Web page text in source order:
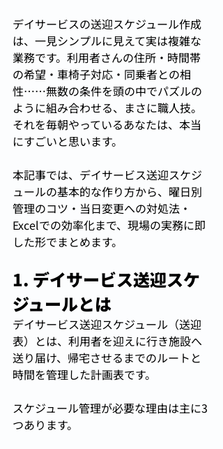
デイサービスの送迎スケジュール作成
は、一見シンプルに見えて実は複雑な
業務です。利用者さんの住所・時間帯
の希望・車椅子対応・同乗者との相
性……無数の条件を頭の中でパズルの
ように組み合わせる、まさに職人技。
それを毎朝やっているあなたは、本当
にすごいと思います。
本記事では、デイサービス送迎スケジ
ュールの基本的な作り方から、曜日別
管理のコツ・当日変更への対処法・
Excelでの効率化まで、現場の実務に即
した形でまとめます。
1. デイサービス送迎スケ
ジュールとは
デイサービス送迎スケジュール（送迎
表）とは、利用者を迎えに行き施設へ
送り届け、帰宅させるまでのルートと
時間を管理した計画表です。
スケジュール管理が必要な理由は主に3
つあります。